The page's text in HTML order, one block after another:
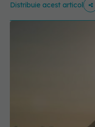
Distribuie acest articol